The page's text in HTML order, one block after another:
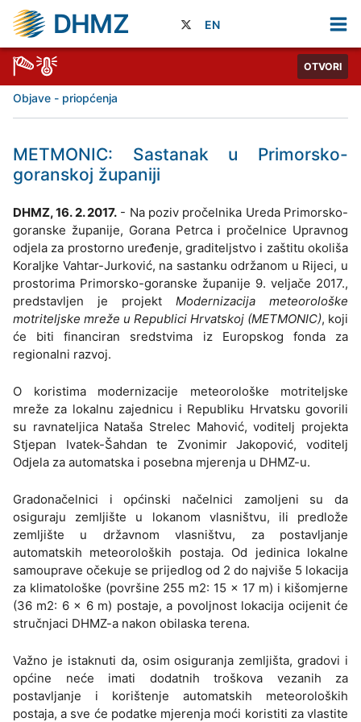
DHMZ EN
OTVORI
Objave - priopćenja
METMONIC: Sastanak u Primorsko-
goranskoj županiji
DHMZ, 16. 2. 2017. - Na poziv pročelnika Ureda Primorsko-
goranske županije, Gorana Petrca i pročelnice Upravnog
odjela za prostorno uređenje, graditeljstvo i zaštitu okoliša
Koraljke Vahtar-Jurković, na sastanku održanom u Rijeci, u
prostorima Primorsko-goranske županije 9. veljače 2017.,
predstavljen je projekt Modernizacija meteorološke
motriteljske mreže u Republici Hrvatskoj (METMONIC), koji
će biti financiran sredstvima iz Europskog fonda za
regionalni razvoj.
O koristima modernizacije meteorološke motriteljske
mreže za lokalnu zajednicu i Republiku Hrvatsku govorili
su ravnateljica Nataša Strelec Mahović, voditelj projekta
Stjepan Ivatek-Šahdan te Zvonimir Jakopović, voditelj
Odjela za automatska i posebna mjerenja u DHMZ-u.
Gradonačelnici i općinski načelnici zamoljeni su da
osiguraju zemljište u lokanom vlasništvu, ili predlože
zemljište u državnom vlasništvu, za postavljanje
automatskih meteoroloških postaja. Od jedinica lokalne
samouprave očekuje se prijedlog od 2 do najviše 5 lokacija
za klimatološke (površine 255 m2: 15 x 17 m) i kišomjerne
(36 m2: 6 x 6 m) postaje, a povoljnost lokacija ocijenit će
stručnjaci DHMZ-a nakon obilaska terena.
Važno je istaknuti da, osim osiguranja zemljišta, gradovi i
općine neće imati dodatnih troškova vezanih za
postavljanje i korištenje automatskih meteoroloških
postaja, a sve će podatke mjerenja moći koristiti za vlastite